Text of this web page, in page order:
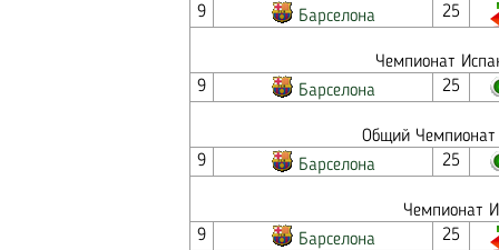
9
Барселона 25
Чемпионат
9
Барселона 25
Общий
9
Барселона 25
Чемпионат
9
Барселона 25